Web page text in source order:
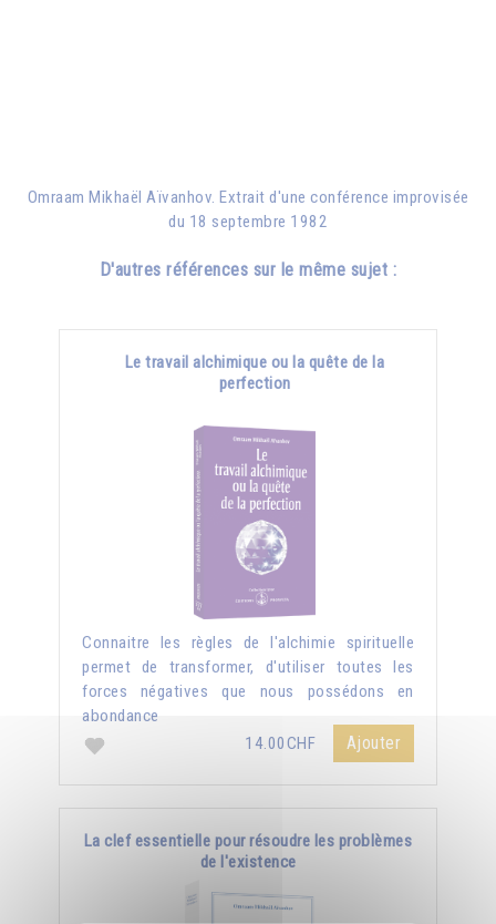
Omraam Mikhaël Aïvanhov. Extrait d'une conférence improvisée
du 18 septembre 1982
D'autres références sur le même sujet :
Le travail alchimique ou la quête de la
perfection
Connaitre les règles de l'alchimie spirituelle
permet de transformer, d'utiliser toutes les
forces négatives que nous possédons en
abondance
14.00CHF
Ajouter
La clef essentielle pour résoudre les problèmes
de l'existence